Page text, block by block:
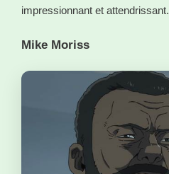
impressionnant et attendrissant.
Mike Moriss